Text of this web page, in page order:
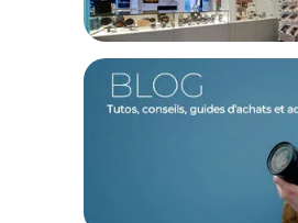
Code EAN Peak Design Everyday
Sac à dos photo - Achat et Prix :
Garantie 2 ans
d'achat, sur la base d'une expédition
relais situé en France continentale
sur les produits de moins de 1m et moins
(2) Sous réserve d'éligibilité.